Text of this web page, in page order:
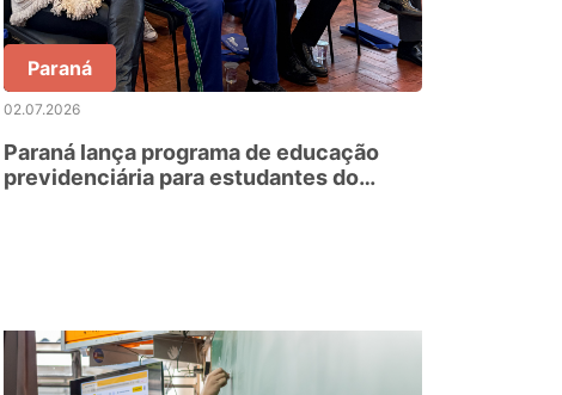
Paraná
02.07.2026
Paraná lança programa de educação
previdenciária para estudantes do